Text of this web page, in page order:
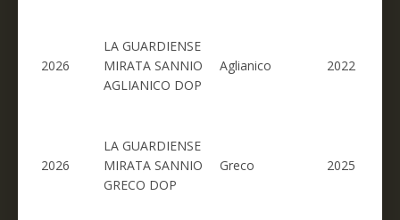
2026
LA GUARDIENSE
MIRATA SANNIO
AGLIANICO DOP
Aglianico 2022
2026
LA GUARDIENSE
MIRATA SANNIO
GRECO DOP
Greco 2025